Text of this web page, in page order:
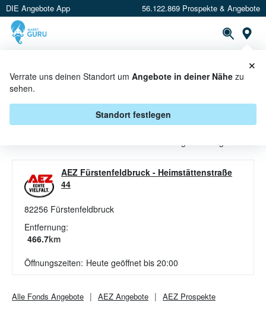
DIE Angebote App 56.122.869 Prospekte & Angebote
Verrate uns deinen Standort um Angebote in deiner Nähe zu
sehen.
Standort festlegen
×
FONDS ANGEBOTE & AKTIONEN
AEZ Fürstenfeldbruck - Heimstättenstraße
44
82256 Fürstenfeldbruck
Entfernung:
466.7km
Öffnungszeiten: Heute geöffnet bis 20:00
Alle Fonds Angebote AEZ Angebote AEZ Prospekte